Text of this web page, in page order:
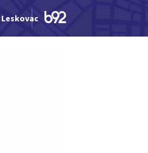
Leskovac Jagodina